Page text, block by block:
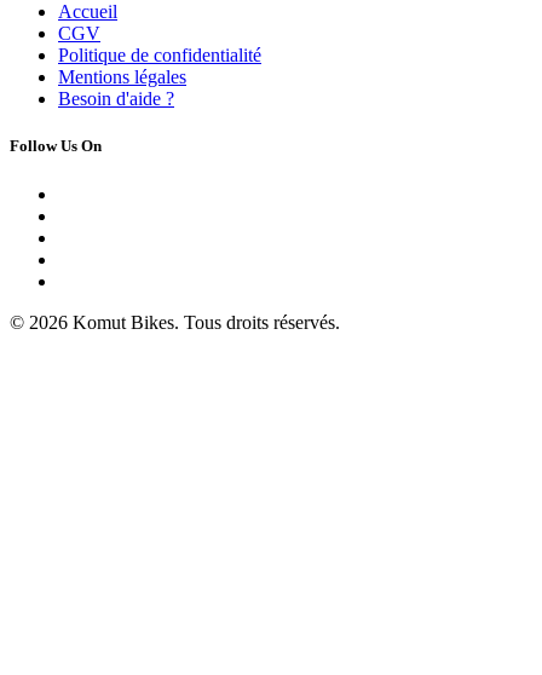
Accueil
CGV
Politique de confidentialité
Mentions légales
Besoin d'aide ?
Follow Us On
© 2026 Komut Bikes. Tous droits réservés.